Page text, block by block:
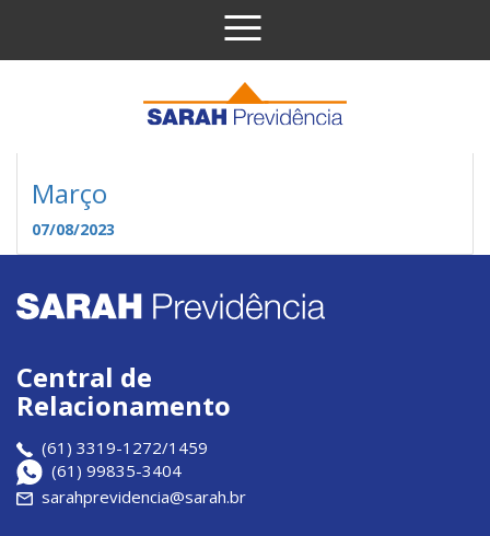
Março
07/08/2023
Central de
Relacionamento
(61) 3319-1272/1459
(61) 99835-3404
sarahprevidencia@sarah.br